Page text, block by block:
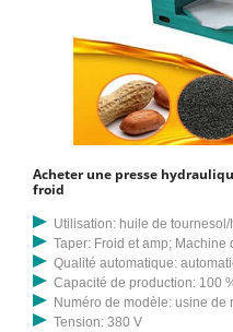
Acheter une presse
froid
Utilisation: huile de
Taper: Froid et amp; Machine
Qualité automatique:
Capacité de production: 100
Numéro de modèle: usine de
Tension: 380 V